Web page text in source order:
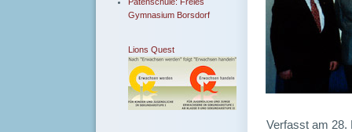
Gymnasium Borsdorf
Lions Quest
Verfasst am 28.